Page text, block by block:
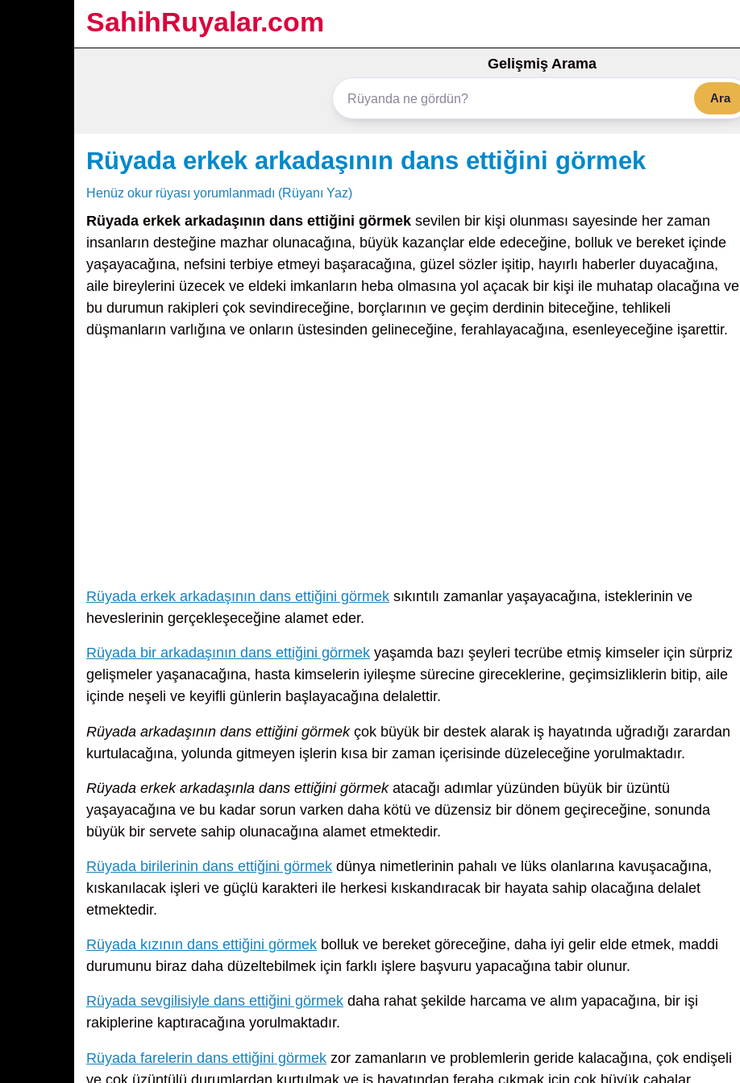
SahihRuyalar.com
Gelişmiş Arama
Ara
Rüyada erkek arkadaşının dans ettiğini görmek
Henüz okur rüyası yorumlanmadı (Rüyanı Yaz)
Rüyada erkek arkadaşının dans ettiğini görmek sevilen bir kişi olunması sayesinde her zaman
insanların desteğine mazhar olunacağına, büyük kazançlar elde edeceğine, bolluk ve bereket içinde
yaşayacağına, nefsini terbiye etmeyi başaracağına, güzel sözler işitip, hayırlı haberler duyacağına,
aile bireylerini üzecek ve eldeki imkanların heba olmasına yol açacak bir kişi ile muhatap olacağına ve
bu durumun rakipleri çok sevindireceğine, borçlarının ve geçim derdinin biteceğine, tehlikeli
düşmanların varlığına ve onların üstesinden gelineceğine, ferahlayacağına, esenleyeceğine işarettir.
Rüyada erkek arkadaşının dans ettiğini görmek sıkıntılı zamanlar yaşayacağına, isteklerinin ve
heveslerinin gerçekleşeceğine alamet eder.
Rüyada bir arkadaşının dans ettiğini görmek yaşamda bazı şeyleri tecrübe etmiş kimseler için sürpriz
gelişmeler yaşanacağına, hasta kimselerin iyileşme sürecine gireceklerine, geçimsizliklerin bitip, aile
içinde neşeli ve keyifli günlerin başlayacağına delalettir.
Rüyada arkadaşının dans ettiğini görmekçok büyük bir destek alarak iş hayatında uğradığı zarardan
kurtulacağına, yolunda gitmeyen işlerin kısa bir zaman içerisinde düzeleceğine yorulmaktadır.
Rüyada erkek arkadaşınla dans ettiğini görmekatacağı adımlar yüzünden büyük bir üzüntü
yaşayacağına ve bu kadar sorun varken daha kötü ve düzensiz bir dönem geçireceğine, sonunda
büyük bir servete sahip olunacağına alamet etmektedir.
Rüyada birilerinin dans ettiğini görmek dünya nimetlerinin pahalı ve lüks olanlarına kavuşacağına,
kıskanılacak işleri ve güçlü karakteri ile herkesi kıskandıracak bir hayata sahip olacağına delalet
etmektedir.
Rüyada kızının dans ettiğini görmek bolluk ve bereket göreceğine, daha iyi gelir elde etmek, maddi
durumunu biraz daha düzeltebilmek için farklı işlere başvuru yapacağına tabir olunur.
Rüyada sevgilisiyle dans ettiğini görmek daha rahat şekilde harcama ve alım yapacağına, bir işi
rakiplerine kaptıracağına yorulmaktadır.
Rüyada farelerin dans ettiğini görmek zor zamanların ve problemlerin geride kalacağına, çok endişeli
ve çok üzüntülü durumlardan kurtulmak ve iş hayatından feraha çıkmak için çok büyük çabalar